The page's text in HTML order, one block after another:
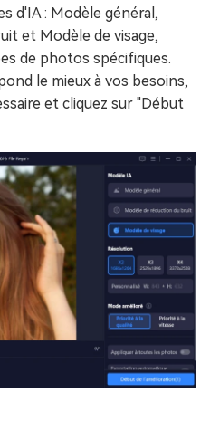
d'IA : Modèle général,
et Modèle de visage,
de photos spécifiques.
le mieux à vos besoins,
et cliquez sur "Début